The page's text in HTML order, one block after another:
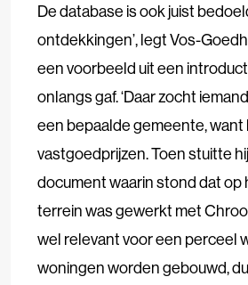
De database is ook juist
ontdekkingen’, legt Vos-
een voorbeeld uit een
onlangs gaf. ‘Daar zocht
een bepaalde gemeente, want
vastgoedprijzen. Toen stuitte
document waarin stond dat op
terrein was gewerkt met
wel relevant voor een perceel
woningen worden gebouwd,